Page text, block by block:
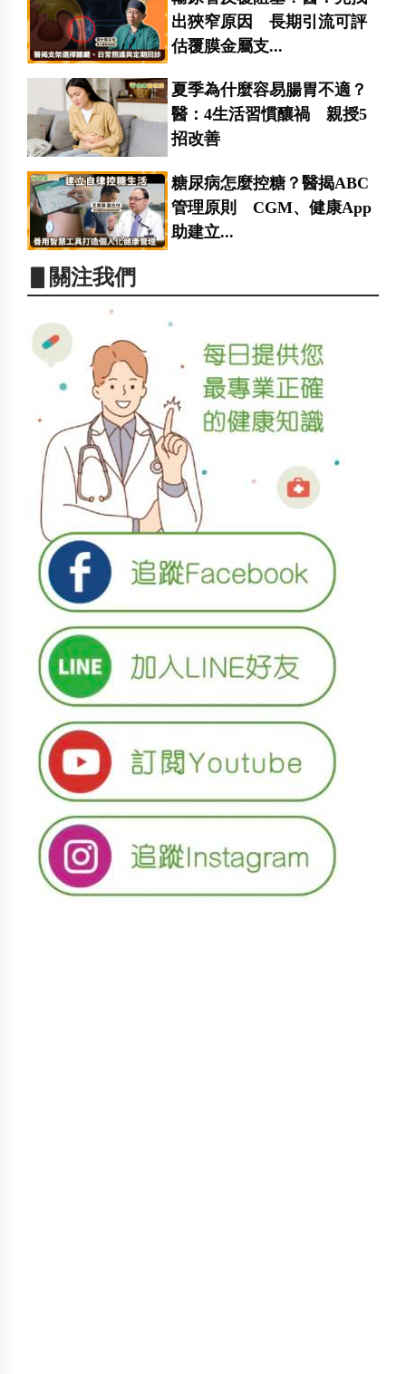
出狹窄原因 長期引流可評
估覆膜金屬支...
夏季為什麼容易腸胃不適？
醫：4生活習慣釀禍 親授5
招改善
糖尿病怎麼控糖？醫揭ABC
管理原則 CGM、健康App
助建立...
▋關注我們